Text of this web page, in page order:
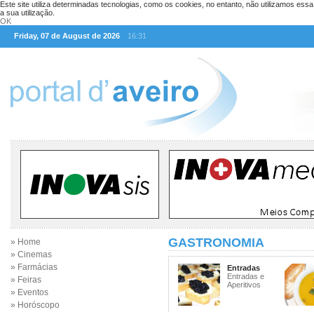
Este site utiliza determinadas tecnologias, como os cookies, no entanto, não utilizamos
a sua utilização.
OK
Friday, 07 de August de 2026
16:31
» Home
» Cinemas
» Farmácias
» Feiras
» Eventos
» Horóscopo
GASTRONOMIA
Entradas
Entradas e
Aperitivos